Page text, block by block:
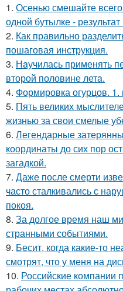
1. Осенью смешайте всего
одной бутылке -
2. Как правильно
пошаговая инструкция.
3. Нaучилась применять
второй половине летa.
4. Формировка огурцов.
5. Пять великих
жизнью за свои смелые
6. Легендарные
координаты до сих пор
загадкой.
7. Даже после смерти
часто сталкивались с
покоя.
8. За долгое время наш
странными событиями.
9. Бесит, когда какие-то
смотрят, что у меня на
10. Российские компании